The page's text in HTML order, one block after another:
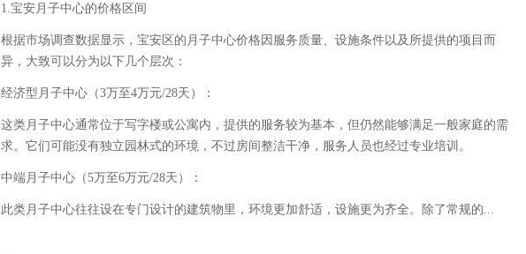
1.宝安月子中心的价格区间
根据市场调查数据显示，宝安区的月子中心价格因服务质量、设施条件以及所提供的项目而
异，大致可以分为以下几个层次：
经济型月子中心（3万至4万元/28天）：
这类月子中心通常位于写字楼或公寓内，提供的服务较为基本，但仍然能够满足一般家庭的需
求。它们可能没有独立园林式的环境，不过房间整洁干净，服务人员也经过专业培训。
中端月子中心（5万至6万元/28天）：
此类月子中心往往设在专门设计的建筑物里，环境更加舒适，设施更为齐全。除了常规的...